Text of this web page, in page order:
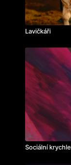
Lavičkáři
Sociální krychle